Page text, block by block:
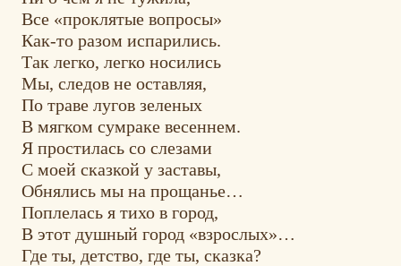
Все «проклятые вопросы»
Как-то разом испарились.
Так легко, легко носились
Мы, следов не оставляя,
По траве лугов зеленых
В мягком сумраке весеннем.
Я простилась со слезами
С моей сказкой у заставы,
Обнялись мы на прощанье…
Поплелась я тихо в город,
В этот душный город «взрослых»…
Где ты, детство, где ты, сказка?